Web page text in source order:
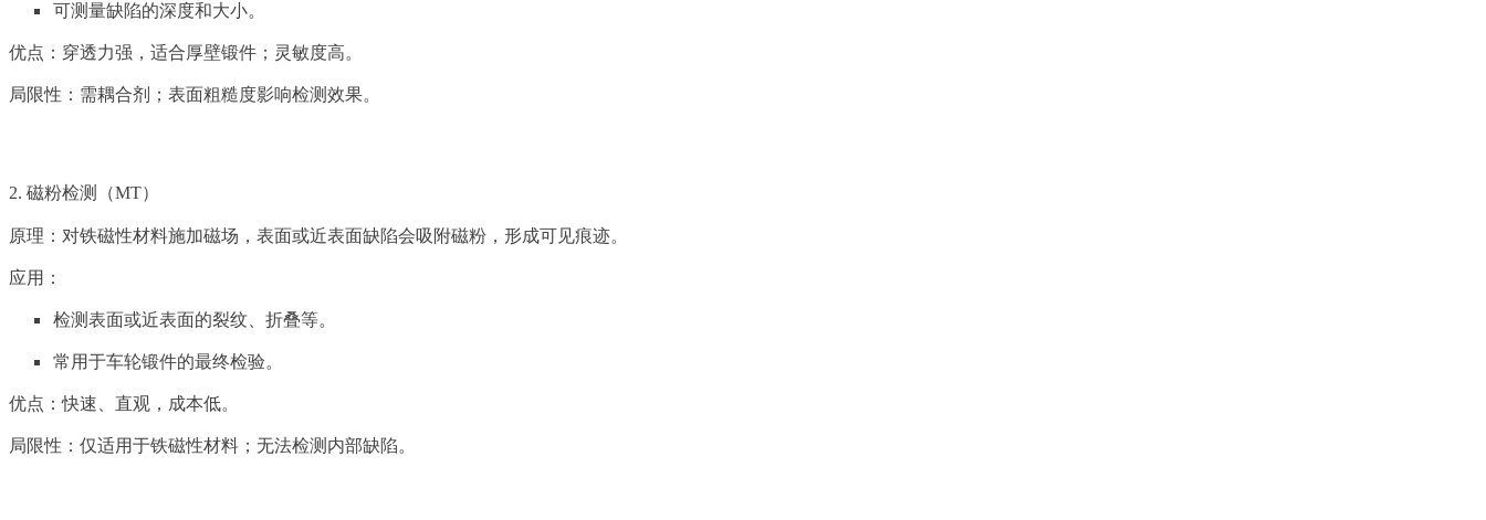
可测量缺陷的深度和大小。
优点：穿透力强，适合厚壁锻件；灵敏度高。
局限性：需耦合剂；表面粗糙度影响检测效果。
2. 磁粉检测（MT）
原理：对铁磁性材料施加磁场，表面或近表面缺陷会吸附磁粉，形成可见痕迹。
应用：
检测表面或近表面的裂纹、折叠等。
常用于车轮锻件的最终检验。
优点：快速、直观，成本低。
局限性：仅适用于铁磁性材料；无法检测内部缺陷。